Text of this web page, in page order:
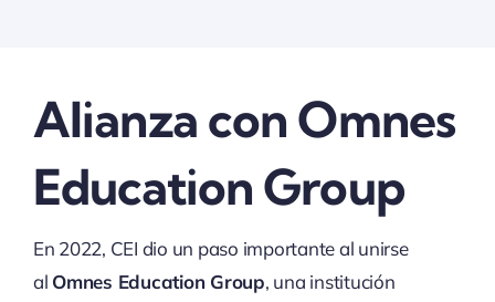
Alianza con Omnes
Education Group
En 2022, CEI dio un paso importante al unirse
al Omnes Education Group, una institución